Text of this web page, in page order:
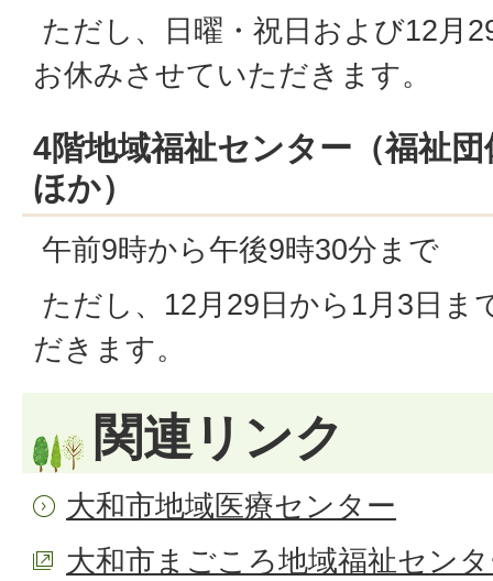
ただし、日曜・祝日および12月
お休みさせていただきます。
4階地域福祉センター（福祉
ほか）
午前9時から午後9時30分まで
ただし、12月29日から1月3日ま
だきます。
関連リンク
大和市地域医療センター
大和市まごころ地域福祉セン